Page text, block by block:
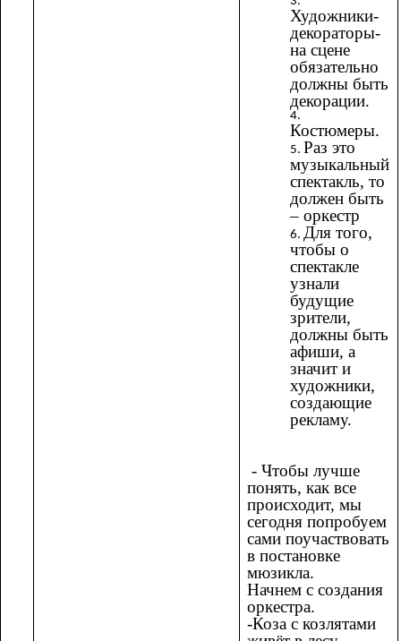
Художники-
декораторы-
на сцене
обязательно
должны быть
декорации.
Костюмеры.
Раз это
музыкальный
спектакль, то
должен быть
– оркестр
Для того,
чтобы о
спектакле
узнали
будущие
зрители,
должны быть
афиши, а
значит и
художники,
создающие
рекламу.
- Чтобы лучше
понять, как все
происходит, мы
сегодня попробуем
сами поучаствовать
в постановке
мюзикла.
Начнем с создания
оркестра.
-Коза с козлятами